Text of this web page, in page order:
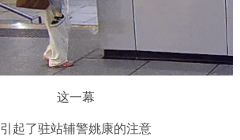
这一幕
引起了驻站辅警姚康的注意